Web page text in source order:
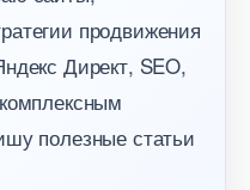
продвижения
Директ, SEO,
полезные статьи